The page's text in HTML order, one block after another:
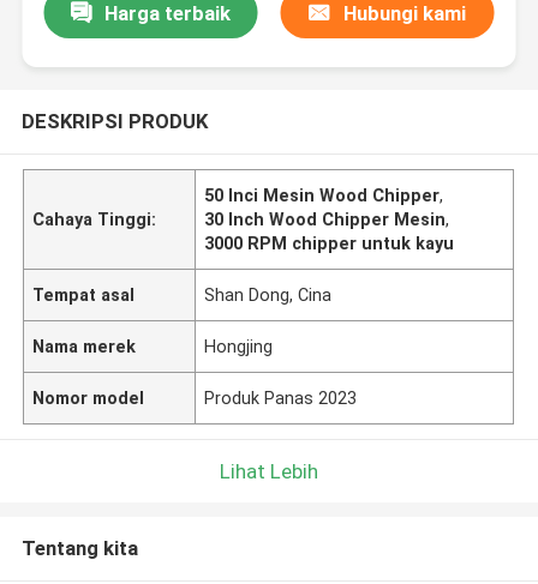
Harga terbaik Hubungi kami
DESKRIPSI PRODUK
Cahaya Tinggi:
50 Inci Mesin Wood Chipper,
30 Inch Wood Chipper Mesin,
3000 RPM chipper untuk kayu
Tempat asal Shan Dong, Cina
Nama merek Hongjing
Nomor model Produk Panas 2023
Lihat Lebih
Tentang kita